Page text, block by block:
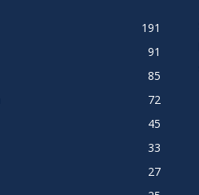
191
91
85
72
45
33
27